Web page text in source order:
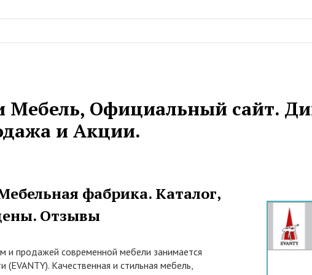
Мебель, Официальный сайт.
и Акции.
фабрика. Каталог,
Отзывы
и продажей современной мебели занимается
(EVANTY). Качественная и стильная мебель,